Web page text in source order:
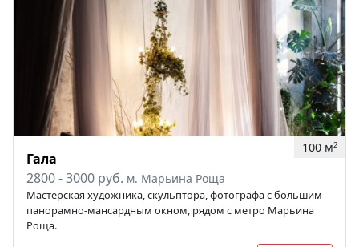
100 м2
Гала
2800 - 3000 руб. м. Марьина Роща
Мастерская художника, скульптора, фотографа с большим
панорамно-мансардным окном, рядом с метро Марьина
Роща.